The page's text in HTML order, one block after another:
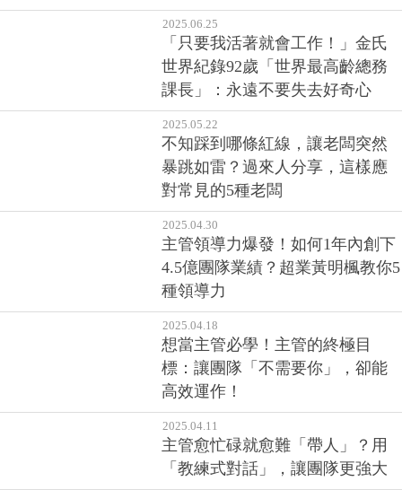
2025.06.25
「只要我活著就會工作！」金氏
世界紀錄92歲「世界最高齡總務
課長」：永遠不要失去好奇心
2025.05.22
不知踩到哪條紅線，讓老闆突然
暴跳如雷？過來人分享，這樣應
對常見的5種老闆
2025.04.30
主管領導力爆發！如何1年內創下
4.5億團隊業績？超業黃明楓教你5
種領導力
2025.04.18
想當主管必學！主管的終極目
標：讓團隊「不需要你」，卻能
高效運作！
2025.04.11
主管愈忙碌就愈難「帶人」？用
「教練式對話」，讓團隊更強大